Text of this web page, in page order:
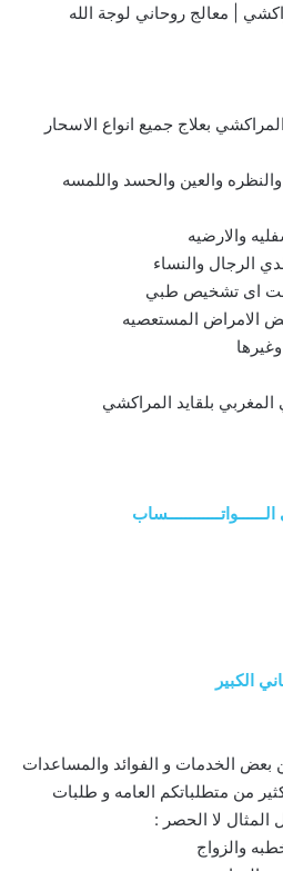
| معالج روحاني لوجة الله
بعلاج جميع انواع الاسحار
والعين والحسد واللمسه
والارضيه
الرجال والنساء
تحت اى تشخيص طبي
الامراض المستعصيه
المغربي بلقايد المراكشي
الكبير
بعض الخدمات و الفوائد والمساعدات
من متطلباتكم العامه و طلبات
المثال لا الحصر :
والزواج